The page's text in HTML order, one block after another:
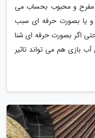
مفرح و محبوب بحساب می
و یا بصورت حرفه ای سبب
اگر بصورت حرفه ای شنا
بازی هم می تواند تاثیر